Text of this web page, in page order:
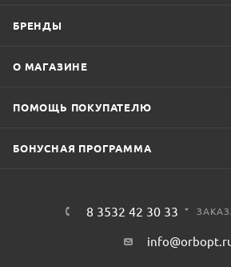
БРЕНДЫ
О МАГАЗИНЕ
ПОМОЩЬ ПОКУПАТЕЛЮ
БОНУСНАЯ ПРОГРАММА
8 3532 42 30 33